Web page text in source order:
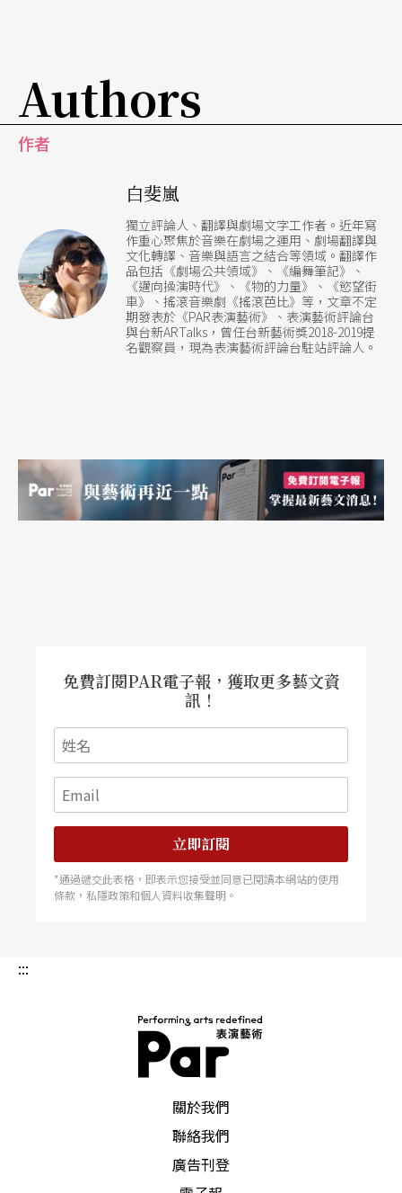
的燈光、音樂、戲偶相互作用下，讓草莽山林與練
武民莊交替浮現眼前。劇中不忘穿插江湖走跳必經
歷的各種外力中斷，舉凡賣膏藥、收保護費，或是
意，情緒張力卻與劇中情節互有呼應，或堆砌，或
轉折，或開散抑或化解，在在讓整體敘事顯得流暢
而一氣呵成，以平整的故事基底襯托著窮則變、變
則通的境界——而這不正是黑盒子劇場與走唱戲班
的某種共通點？
武至被擄上梁山的橋段，戲外則如前所述，以江湖
戲班衝州撞府的年代為骨幹。即便如此，就題材而
言，一方面依舊以傳統劇目為依歸，卻讓焦點落在
一方面，江湖三兄妹戲班宛若反身映照布袋戲時勢
所迫的克難生存史：庶民的、草根的、流動的、無
奈的、危機四伏的，以及與現代社會拉扯的，不願
被卡在夾縫的。我們幾乎可以說《一丈青》像是翻
轉傳統的溫柔革命，它不全然推翻這已岌岌可危的
老劇種，而自文本、技藝、舞台空間、行業體制回
歸布袋戲的原初樣貌；在此同時，卻以細膩幽微、
低調又明確的方式，帶入符合當代經驗的實踐路
嫁接當代美學的潛力。
演員不被看見以讓作品被看見
細膩幽微、低調又明確——這句話更可用來突顯劇
中既是紅花也是綠葉的演員。演員二字或許不夠準
確，他們的身分也可說是偶戲師、操偶師。台上的
操偶師往往得隱身於偶的身後，以自身的不存在成
Authors
作者
白斐嵐
獨立評論人、翻譯與劇場文字工作者。近年寫
作重心聚焦於音樂在劇場之運用、劇場翻譯與
文化轉譯、音樂與語言之結合等領域。翻譯作
品包括《劇場公共領域》、《編舞筆記》、
《邁向操演時代》、《物的力量》、《慾望街
車》、搖滾音樂劇《搖滾芭比》等，文章不定
期發表於《PAR表演藝術》、表演藝術評論台
與台新ARTalks，曾任台新藝術獎2018-2019提
名觀察員，現為表演藝術評論台駐站評論人。
免費訂閱PAR電子報，獲取更多藝文資
訊！
立即訂閱
*通過遞交此表格，即表示您接受並同意已閱讀本網站的使用
條款，私隱政策和個人資料收集聲明。
:::
關於我們
聯絡我們
廣告刊登